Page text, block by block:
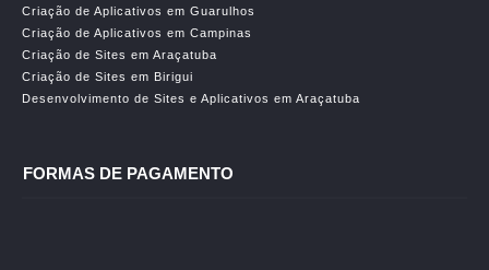
Criação de Aplicativos em Guarulhos
Criação de Aplicativos em Campinas
Criação de Sites em Araçatuba
Criação de Sites em Birigui
Desenvolvimento de Sites e Aplicativos em Araçatuba
FORMAS DE PAGAMENTO